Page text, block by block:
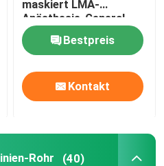
maskiert LMA-
Anästhesie-General
Bestpreis
Kontakt
Rohr (40)